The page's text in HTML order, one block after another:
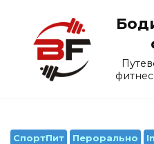
содержанию
СпортПит Перорально